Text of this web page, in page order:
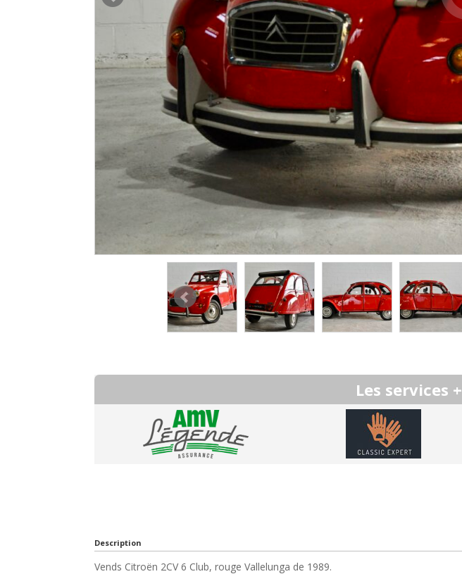
Les services +
Description
Vends Citroën 2CV 6 Club, rouge Vallelunga de 1989.